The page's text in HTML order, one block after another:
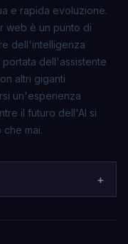
e rapida evoluzione.
web è un punto di
dell'intelligenza
dell'assistente
altri giganti
un'esperienza
il futuro dell'AI si
mai.
+